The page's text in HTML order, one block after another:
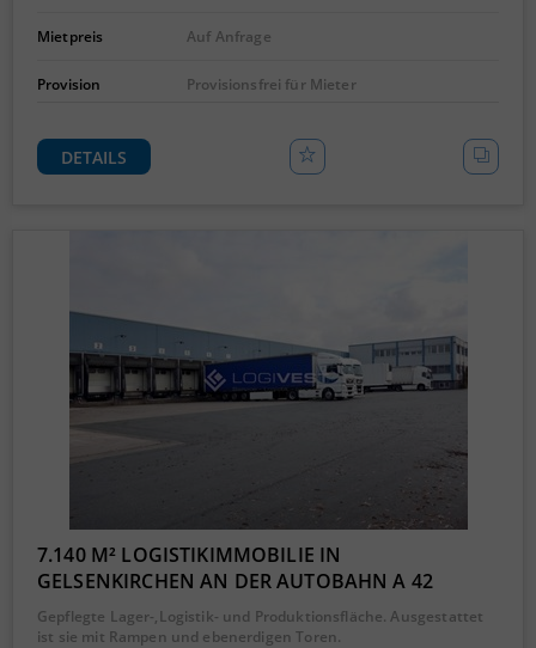
Mietpreis Auf Anfrage
Provision Provisionsfrei für Mieter
DETAILS
7.140 M² LOGISTIKIMMOBILIE IN
GELSENKIRCHEN AN DER AUTOBAHN A 42
Gepflegte Lager-,Logistik- und Produktionsfläche. Ausgestattet
ist sie mit Rampen und ebenerdigen Toren.